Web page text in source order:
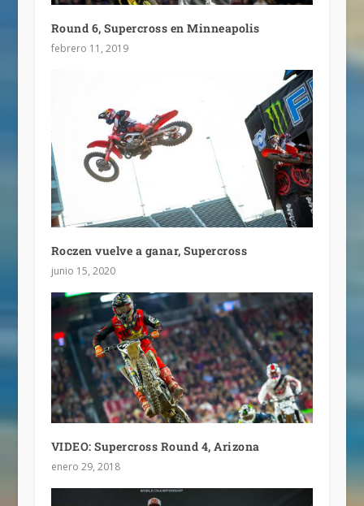
Round 6, Supercross en Minneapolis
febrero 11, 2019
Roczen vuelve a ganar, Supercross
junio 15, 2020
VIDEO: Supercross Round 4, Arizona
enero 29, 2018